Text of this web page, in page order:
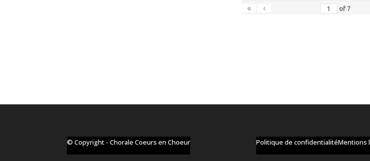
« ‹ of 7
© Copyright - Chorale Coeurs en Choeur Politique de confidentialitéMentions